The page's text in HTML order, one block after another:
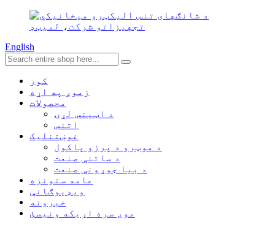
English
کور
زموږ په اړه
محصولات
د اټینس لړۍ
اتنس
غوښتنلیک
د موټرو د پرزو پاکول
د ساتنې صنعت
د بیا جوړونې صنعت
عامه ستونزه
ویډیوګانې
خبرونه
موږ سره اړیکه ونیسئ